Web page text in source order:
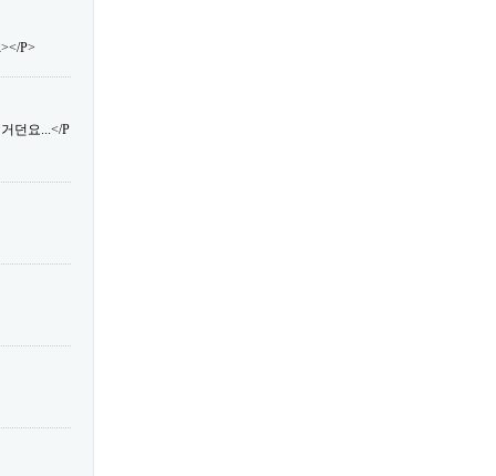
P>
던요...</P